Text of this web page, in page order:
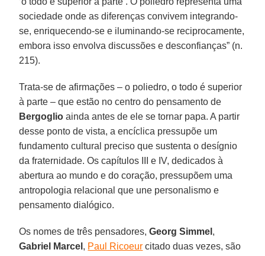
sociedade onde as diferenças convivem integrando-
se, enriquecendo-se e iluminando-se reciprocamente,
embora isso envolva discussões e desconfianças” (n.
215).
Trata-se de afirmações – o poliedro, o todo é superior
à parte – que estão no centro do pensamento de
Bergoglio ainda antes de ele se tornar papa. A partir
desse ponto de vista, a encíclica pressupõe um
fundamento cultural preciso que sustenta o desígnio
da fraternidade. Os capítulos III e IV, dedicados à
abertura ao mundo e do coração, pressupõem uma
antropologia relacional que une personalismo e
pensamento dialógico.
Os nomes de três pensadores,Georg Simmel ,
Gabriel Marcel , Paul Ricoeur citado duas vezes, são